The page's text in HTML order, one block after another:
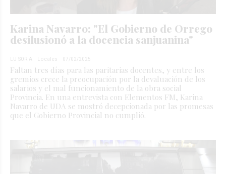
Karina Navarro: "El Gobierno de Orrego
desilusionó a la docencia sanjuanina"
LU SORIA Locales 07/02/2025
Faltan tres días para las paritarias docentes, y entre los
gremios crece la preocupación por la devaluación de los
salarios y el mal funcionamiento de la obra social
Provincia. En una entrevista con Elementos FM, Karina
Navarro de UDA se mostró decepcionada por las promesas
que el Gobierno Provincial no cumplió.